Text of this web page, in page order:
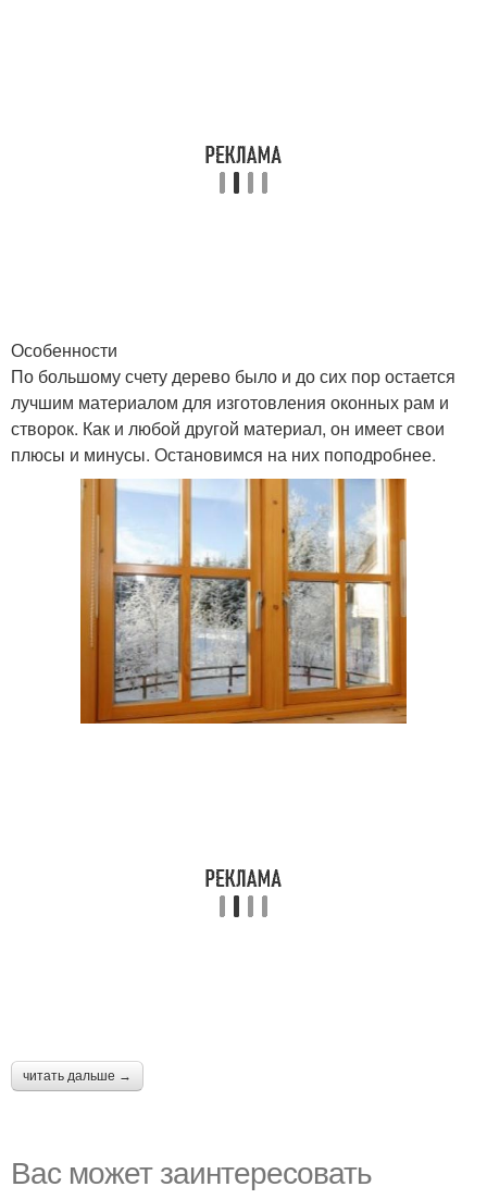
Особенности
По большому счету дерево было и до сих пор остается
лучшим материалом для изготовления оконных рам и
створок. Как и любой другой материал, он имеет свои
плюсы и минусы. Остановимся на них поподробнее.
читать дальше →
Вас может заинтересовать